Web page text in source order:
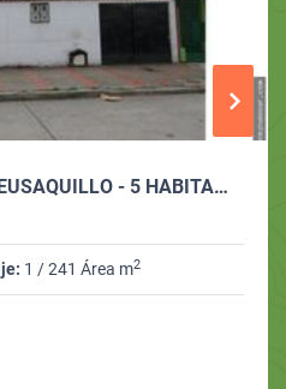
- 5 HABITA…
1 / 241 Área m2